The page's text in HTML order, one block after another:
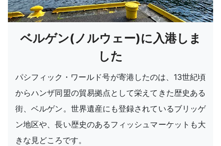
ベルゲン(ノルウェー)に入港しま
した
パシフィック・ワールド号が寄港したのは、13世紀頃
からハンザ同盟の貿易拠点として栄えてきた歴史ある
街、ベルゲン。世界遺産にも登録されているブリッゲ
ン地区や、長い歴史のあるフィッシュマーケットも大
きな見どころです。